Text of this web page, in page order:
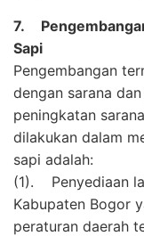
7.
Sapi
Pengembangan
dengan sarana
peningkatan
dilakukan dalam
sapi adalah:
(1). Penyediaan
Kabupaten Bogor
peraturan daerah